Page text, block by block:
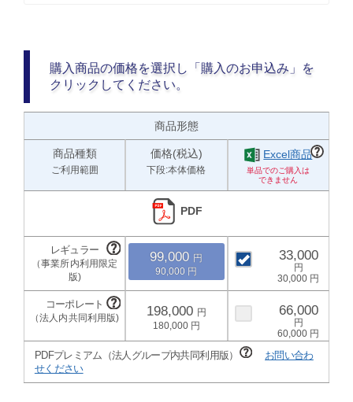
購入商品の価格を選択し「購入のお申込み」を
クリックしてください。
商品形態
商品種類
ご利用範囲
価格(税込)
下段:本体価格
Excel商品
PDF
99,000
90,000
33,000
30,000
198,000
180,000
66,000
60,000
PDFプレミアム（法人グループ内共同利用版）
お問い合わ
せください